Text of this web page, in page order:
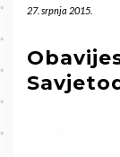
27. srpnja 2015.